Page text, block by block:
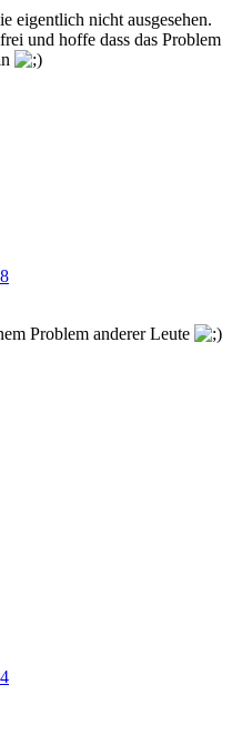
eigentlich nicht ausgesehen.
und hoffe dass das Problem
Problem anderer Leute